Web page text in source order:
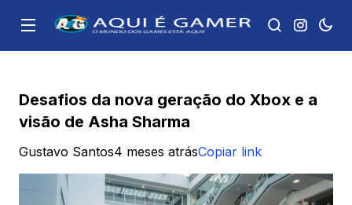
Desafios da nova geração do Xbox e a
visão de Asha Sharma
Gustavo Santos4 meses atrásCopiar link